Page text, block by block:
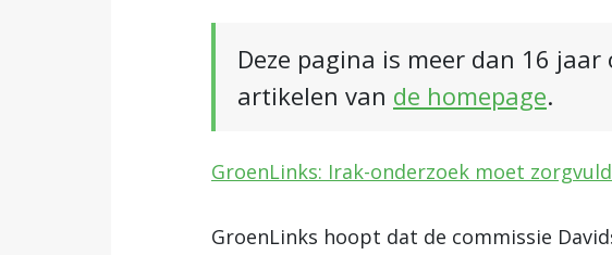
Deze pagina is meer dan 16
artikelen van de homepage.
GroenLinks: Irak-onderzoek moet
GroenLinks hoopt dat de commissie